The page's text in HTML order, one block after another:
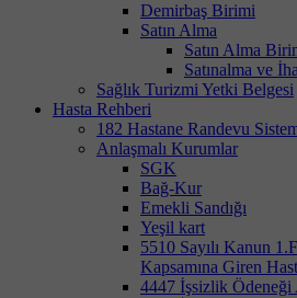
Demirbaş Birimi
Satın Alma
Satın Alma
Satınalma ve
Sağlık Turizmi Yetki Belgesi
Hasta Rehberi
182 Hastane Randevu
Anlaşmalı Kurumlar
SGK
Bağ-Kur
Emekli Sandığı
Yeşil kart
5510 Sayılı Kanun
Kapsamına Giren
4447 İşsizlik Ödeneği